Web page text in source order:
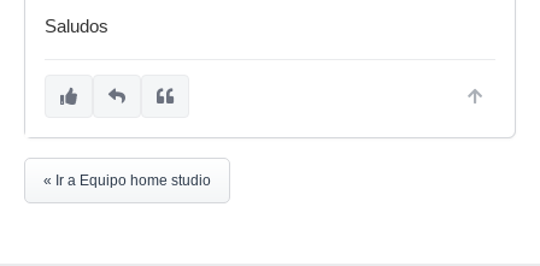
Saludos
« Ir a Equipo home studio